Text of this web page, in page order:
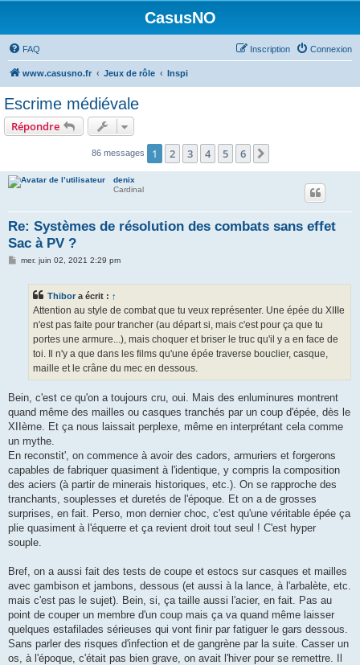
CasusNO
FAQ Connexion
Inscription
www.casusno.fr Jeux de rôle Inspi
Escrime médiévale
Répondre
86 messages 1 2 3 4 5 6
denix
Cardinal
Re: Systèmes de résolution des combats sans effet
Sac à PV ?
Mmer. juin 02, 2021 2:29 pm
Thibor a écrit : ↑
Attention au style de combat que tu veux représenter. Une épée du XIIIe
n'est pas faite pour trancher (au départ si, mais c'est pour ça que tu
portes une armure...), mais choquer et briser le truc qu'il y a en face de
toi. Il n'y a que dans les films qu'une épée traverse bouclier, casque,
maille et le crâne du mec en dessous.
Bein, c'est ce qu'on a toujours cru, oui. Mais des enluminures montrent
quand même des mailles ou casques tranchés par un coup d'épée, dès le
XIIème. Et ça nous laissait perplexe, même en interprétant cela comme
un mythe.
En reconstit', on commence à avoir des cadors, armuriers et forgerons
capables de fabriquer quasiment à l'identique, y compris la composition
des aciers (à partir de minerais historiques, etc.). On se rapproche des
tranchants, souplesses et duretés de l'époque. Et on a de grosses
surprises, en fait. Perso, mon dernier choc, c'est qu'une véritable épée ça
plie quasiment à l'équerre et ça revient droit tout seul ! C'est hyper
souple.
Bref, on a aussi fait des tests de coupe et estocs sur casques et mailles
avec gambison et jambons, dessous (et aussi à la lance, à l'arbalète, etc.
mais c'est pas le sujet). Bein, si, ça taille aussi l'acier, en fait. Pas au
point de couper un membre d'un coup mais ça va quand même laisser
quelques estafilades sérieuses qui vont finir par fatiguer le gars dessous.
Sans parler des risques d'infection et de gangrène par la suite. Casser un
os, à l'époque, c'était pas bien grave, on avait l'hiver pour se remettre. Il